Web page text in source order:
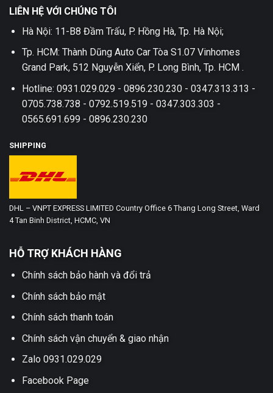
LIÊN HỆ VỚI CHÚNG TÔI
Hà Nội: 11-B8 Đầm Trấu, P. Hồng Hà, Tp. Hà Nội;
Tp. HCM: Thành Dũng Auto Car Tòa S1.07 Vinhomes
Grand Park, 512 Nguyễn Xiển, P. Long Bình, Tp. HCM .
Hotline: 0931.029.029 - 0896.230.230 - 0347.313.313 -
0705.738.738 - 0792.519.519 - 0347.303.303 -
0565.691.699 - 0896.230.230
SHIPPING
DHL – VNPT EXPRESS LIMITED Country Office 6 Thang Long Street, Ward
4 Tan Binh District, HCMC, VN
HỖ TRỢ KHÁCH HÀNG
Chính sách bảo hành và đổi trả
Chính sách bảo mật
Chính sách thanh toán
Chính sách vận chuyển & giao nhận
Zalo 0931.029.029
Facebook Page